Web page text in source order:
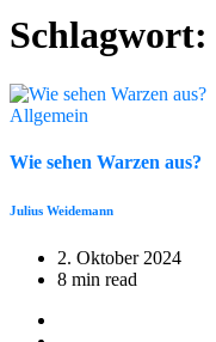
Schlagwort:
Allgemein
Wie sehen Warzen aus?
Julius Weidemann
2. Oktober 2024
8 min read